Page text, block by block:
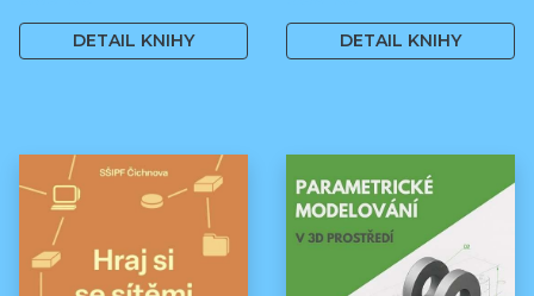
DETAIL KNIHY DETAIL KNIHY